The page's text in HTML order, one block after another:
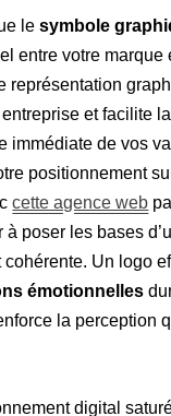
lesymbole
entre votre marque
représentation
entreprise et facilite la
immédiate de vos
positionnement
cette agence web
à poser les bases
cohérente. Un logo
émotionnelles
la perception
digital